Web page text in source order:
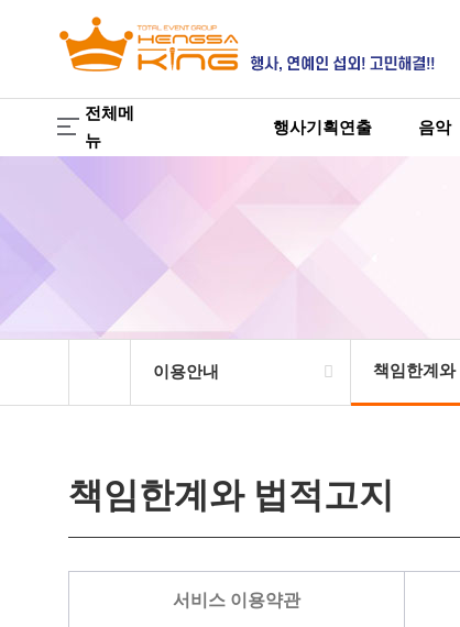
전체메
뉴
행사기획연출 음악
이용안내 책임한계와
책임한계와 법적고지
서비스 이용약관